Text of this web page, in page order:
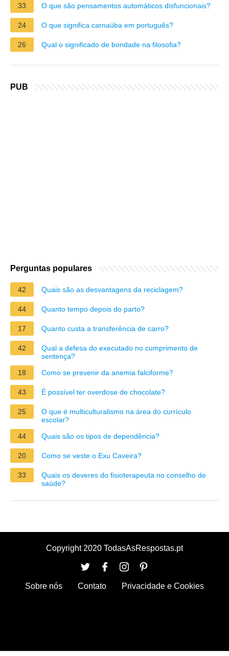
33 O que são pensamentos automáticos disfuncionais?
24 O que significa carnaúba em português?
26 Qual o significado de bondade na filosofia?
PUB
Perguntas populares
42 Quais são as desvantagens da reciclagem?
44 Quanto tempo depois do parto?
17 Quanto custa a transferência de carro?
42
Qual a defesa do executado no cumprimento de
sentença?
18
Como se prevenir da anemia falciforme?
43 É possível ter overdose de chocolate?
25
O que é multiculturalismo na área do currículo
escolar?
44
Quais são os tipos de dependência?
20 Como se veste o Exu Caveira?
33
Quais os deveres do fisioterapeuta no conselho de
saúde?
Copyright 2020 TodasAsRespostas.pt
Sobre nós Contato Privacidade e Cookies